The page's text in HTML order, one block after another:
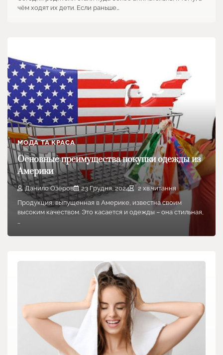
чём ходят их дети. Если раньше…
МОДА ТА КРАСА
Основные преимущества покупки одежды из
Америки
Данило Озеров 23 Грудня, 2024
2 хв.читання
Продукция, выпущенная в Америке, известна своим
высоким качеством. Это касается и одежды – она стильная,
…